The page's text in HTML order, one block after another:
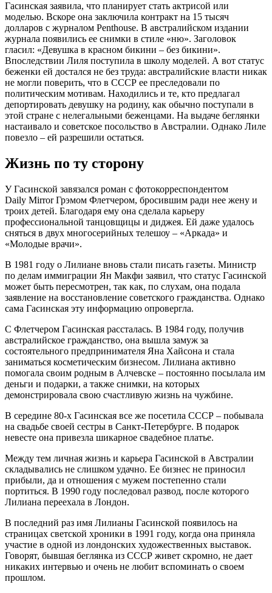
Гасинская заявила, что планирует стать актрисой или
моделью. Вскоре она заключила контракт на 15 тысяч
долларов с журналом Penthouse. В австралийском издании
журнала появились ее снимки в стиле «ню». Заголовок
гласил: «Девушка в красном бикини – без бикини».
Впоследствии Лиля поступила в школу моделей. А вот статус
беженки ей достался не без труда: австралийские власти никак
не могли поверить, что в СССР ее преследовали по
политическим мотивам. Находились и те, кто предлагал
депортировать девушку на родину, как обычно поступали в
этой стране с нелегальными беженцами. На выдаче беглянки
настаивало и советское посольство в Австралии. Однако Лиле
повезло – ей разрешили остаться.
Жизнь по ту сторону
У Гасинской завязался роман с фотокорреспондентом
Daily Mirror Грэмом Флетчером, бросившим ради нее жену и
троих детей. Благодаря ему она сделала карьеру
профессиональной танцовщицы и диджея. Ей даже удалось
сняться в двух многосерийных телешоу – «Аркада» и
«Молодые врачи».
В 1981 году о Лилиане вновь стали писать газеты. Министр
по делам иммиграции Ян Макфи заявил, что статус Гасинской
может быть пересмотрен, так как, по слухам, она подала
заявление на восстановление советского гражданства. Однако
сама Гасинская эту информацию опровергла.
С Флетчером Гасинская рассталась. В 1984 году, получив
австралийское гражданство, она вышла замуж за
состоятельного предпринимателя Яна Хайсона и стала
заниматься косметическим бизнесом. Лилиана активно
помогала своим родным в Алчевске – постоянно посылала им
деньги и подарки, а также снимки, на которых
демонстрировала свою счастливую жизнь на чужбине.
В середине 80-х Гасинская все же посетила СССР – побывала
на свадьбе своей сестры в Санкт-Петербурге. В подарок
невесте она привезла шикарное свадебное платье.
Между тем личная жизнь и карьера Гасинской в Австралии
складывались не слишком удачно. Ее бизнес не приносил
прибыли, да и отношения с мужем постепенно стали
портиться. В 1990 году последовал развод, после которого
Лилиана переехала в Лондон.
В последний раз имя Лилианы Гасинской появилось на
страницах светской хроники в 1991 году, когда она приняла
участие в одной из лондонских художественных выставок.
Говорят, бывшая беглянка из СССР живет скромно, не дает
никаких интервью и очень не любит вспоминать о своем
прошлом.